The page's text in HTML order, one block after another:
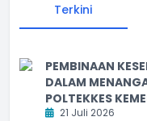
Terkini
PEMBINAAN
DALAM
POLTEKKES
21 Juli 2026